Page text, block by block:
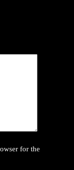
for the